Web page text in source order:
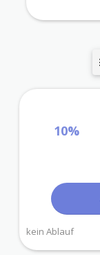
10%
kein Ablauf